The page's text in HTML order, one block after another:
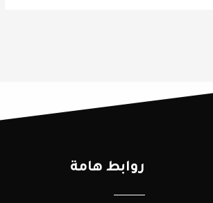
روابط هامة